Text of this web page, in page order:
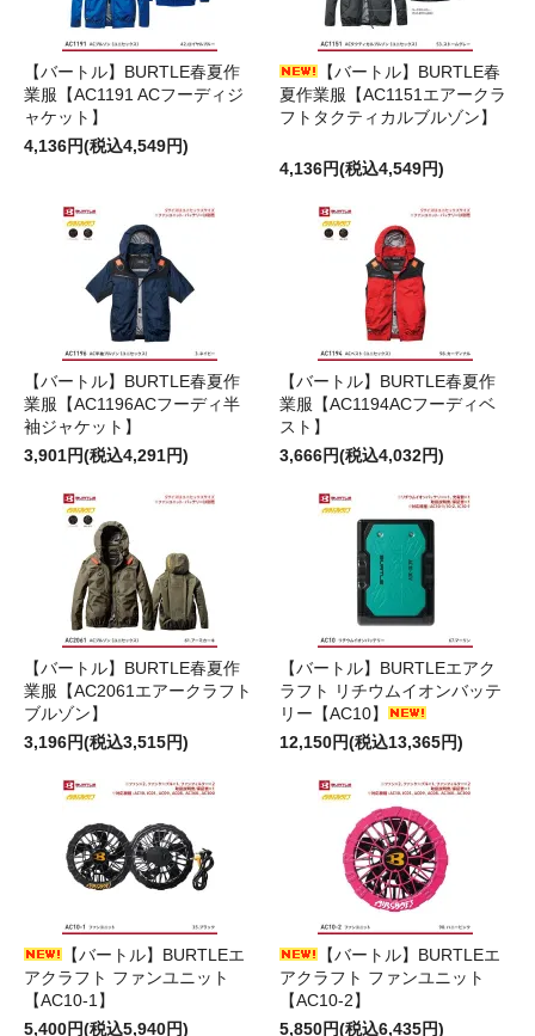
【バートル】BURTLE春夏作
業服【AC1191 ACフーディジ
ャケット】
4,136円(税込4,549円)
【バートル】BURTLE春
夏作業服【AC1151エアークラ
フトタクティカルブルゾン】
4,136円(税込4,549円)
【バートル】BURTLE春夏作
業服【AC1196ACフーディ半
袖ジャケット】
3,901円(税込4,291円)
【バートル】BURTLE春夏作
業服【AC1194ACフーディベ
スト】
3,666円(税込4,032円)
【バートル】BURTLE春夏作
業服【AC2061エアークラフト
ブルゾン】
3,196円(税込3,515円)
【バートル】BURTLEエアク
ラフト リチウムイオンバッテ
リー【AC10】
12,150円(税込13,365円)
【バートル】BURTLEエ
アクラフト ファンユニット
【AC10-1】
5,400円(税込5,940円)
【バートル】BURTLEエ
アクラフト ファンユニット
【AC10-2】
5,850円(税込6,435円)